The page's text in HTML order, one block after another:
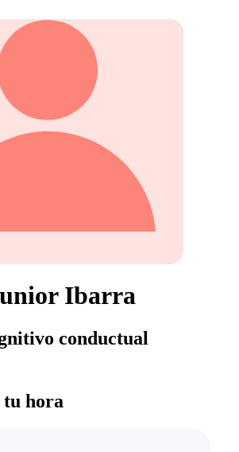
Ibarra
conductual
tu hora